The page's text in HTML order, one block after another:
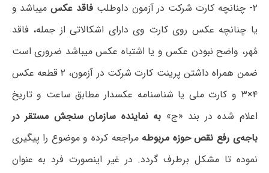
۲- چنانچه کارت شرکت در آزمون داوطلب فاقد عکسمی­باشد و
یا چنانچه عکس روی کارت وی دارای اشکالاتی از جمله، فاقد
مُهر، واضح نبودن عکس و یا اشتباه عکس می­باشد ضروری است
ضمن همراه داشتن پرینت کارت شرکت در آزمون، ۲ قطعه عکس
۴×۳ و کارت ملی یا شناسنامه عکسدار مطابق ساعت و تاریخ
اعلام شده در بند «ج» به نماینده سازمان سنجش مستقر در
باجه‌ی رفع نقص حوزه مربوطه مراجعه کرده و موضوع را پیگیری
نموده تا مشکل برطرف گردد. در غیر اینصورت فرد به عنوان